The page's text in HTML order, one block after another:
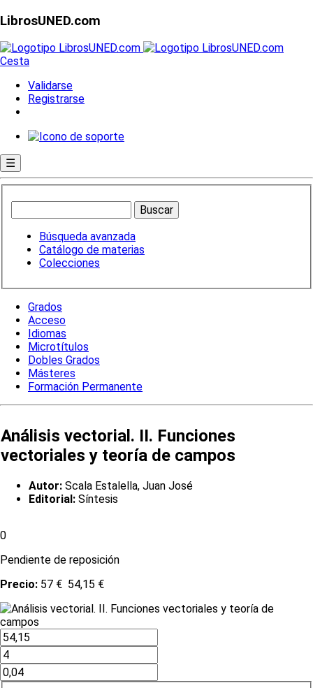
LibrosUNED.com
Cesta
Validarse
Registrarse
☰
Búsqueda avanzada
Catálogo de materias
Colecciones
Grados
Acceso
Idiomas
Microtítulos
Dobles Grados
Másteres
Formación Permanente
Análisis vectorial. II. Funciones
vectoriales y teoría de campos
Autor: Scala Estalella, Juan José
Editorial: Síntesis
0
Pendiente de reposición
Precio: 57 € 54,15 €